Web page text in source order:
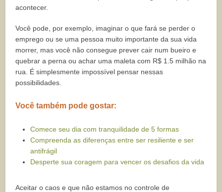
acontecer.
Você pode, por exemplo, imaginar o que fará se perder o
emprego ou se uma pessoa muito importante da sua vida
morrer, mas você não consegue prever cair num bueiro e
quebrar a perna ou achar uma maleta com R$ 1.5 milhão na
rua. É simplesmente impossível pensar nessas
possibilidades.
Você também pode gostar:
Comece seu dia com tranquilidade de 5 formas
Compreenda as diferenças entre ser resiliente e ser
antifrágil
Desperte sua coragem para vencer os desafios da vida
Aceitar o caos e que não estamos no controle de